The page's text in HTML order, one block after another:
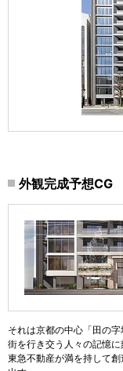
外観完成予想CG
それは京都の中心「田の
街を行き交う人々の記憶
東急不動産が満を持して